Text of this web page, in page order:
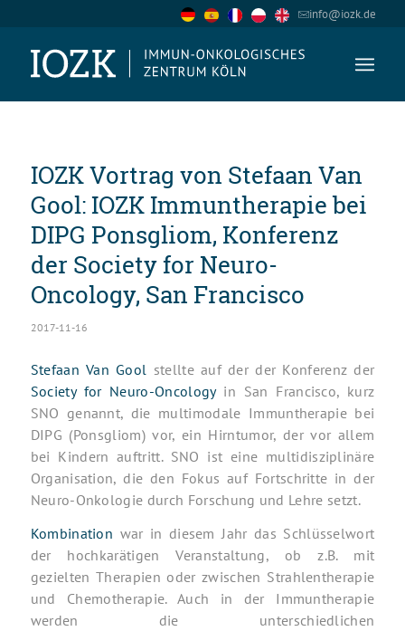
info@iozk.de
IOZK Vortrag von Stefaan Van
Gool: IOZK Immuntherapie bei
DIPG Ponsgliom, Konferenz
der Society for Neuro-
Oncology, San Francisco
2017-11-16
Stefaan Van Gool stellte auf der der Konferenz der
Society for Neuro-Oncologyin San Francisco, kurz
SNO genannt, die multimodale Immuntherapie bei
DIPG (Ponsgliom) vor, ein Hirntumor, der vor allem
bei Kindern auftritt. SNO ist eine multidisziplinäre
Organisation, die den Fokus auf Fortschritte in der
Neuro-Onkologie durch Forschung und Lehre setzt.
Kombination war in diesem Jahr das Schlüsselwort
der hochkarätigen Veranstaltung, ob z.B. mit
gezielten Therapien oder zwischen Strahlentherapie
und Chemotherapie. Auch in der Immuntherapie
werden die unterschiedlichen